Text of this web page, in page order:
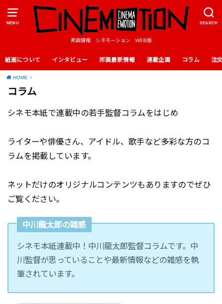
MENU SEARCH
邦画情報 シネモーション WEB版
紙面について インタビュー 邦画最新情報 連載企画 コラム 注
HOME
コラム
シネモ本紙で連載中の若手監督コラムをはじめ
ライターや俳優さん、アイドル、歌手など多彩な方のコ
ラムを掲載しています。
ネットだけのオリジナルコンテンツもありますのでぜひ
ご覧ください。
中川龍太郎の雑感
シネモ本紙連載中！中川龍太郎監督コラムです。中
川監督が思っていることや最新情報などの雑感を執
筆されています。